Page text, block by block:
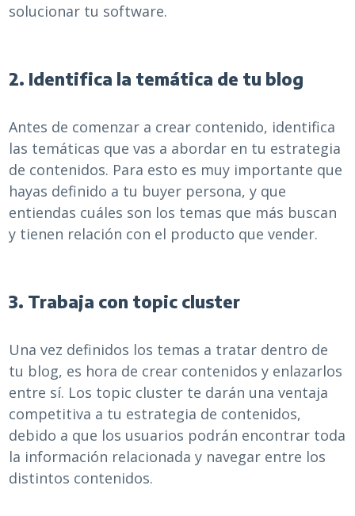
solucionar tu software.
2. Identifica la temática de tu blog
Antes de comenzar a crear contenido, identifica
las temáticas que vas a abordar en tu estrategia
de contenidos. Para esto es muy importante que
hayas definido a tu buyer persona, y que
entiendas cuáles son los temas que más buscan
y tienen relación con el producto que vender.
3. Trabaja con topic cluster
Una vez definidos los temas a tratar dentro de
tu blog, es hora de crear contenidos y enlazarlos
entre sí. Los topic cluster te darán una ventaja
competitiva a tu estrategia de contenidos,
debido a que los usuarios podrán encontrar toda
la información relacionada y navegar entre los
distintos contenidos.